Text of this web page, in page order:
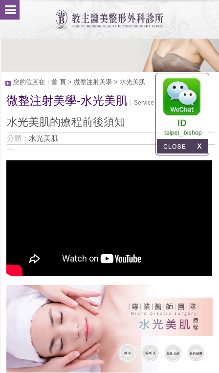
您的位置在： 首 頁> 微整注射美學> 水光美肌
微整注射美學-水光美肌 Service
水光美肌的療程前後須知
分類： 水光美肌